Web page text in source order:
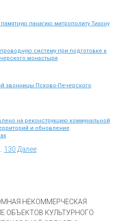
панагию митрополиту Тихону
систему при подготовке к
монастыря
звонницы Псково-Печерского
на реконструкцию коммунальной
и обновление
130 Далее
НЕКОММЕРЧЕСКАЯ
ОБЪЕКТОВ КУЛЬТУРНОГО